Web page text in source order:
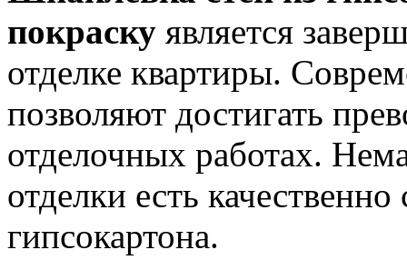
покраску является
отделке квартиры.
позволяют достигать
отделочных работах.
отделки есть
гипсокартона.